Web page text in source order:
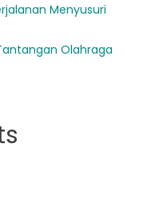
Menyusuri
Olahraga